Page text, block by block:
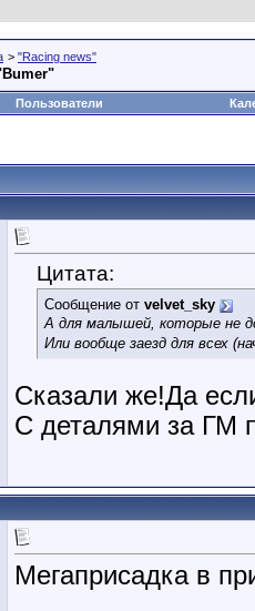
> "Racing news"
Пользователи
Цитата:
Сообщение от velvet_sky
А для малышей, которые не
Или вообще заезд для всех
Сказали же!Да
С деталями за ГМ
Мегаприсадка в